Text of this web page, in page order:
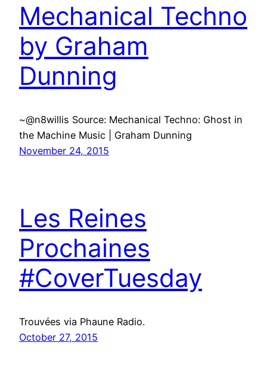
Mechanical Techno
by Graham
Dunning
~@n8willis Source: Mechanical Techno: Ghost in
the Machine Music | Graham Dunning
November 24, 2015
Les Reines
Prochaines
#CoverTuesday
Trouvées via Phaune Radio.
October 27, 2015